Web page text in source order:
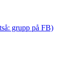
grupp på FB)